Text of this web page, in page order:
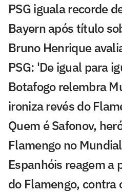
PSG iguala recorde
Bayern após título
Bruno Henrique
PSG: 'De igual para
Botafogo relembra
ironiza revés do
Quem é Safonov,
Flamengo no
Espanhóis reagem a
do Flamengo, contra